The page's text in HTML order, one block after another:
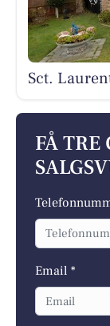
Sct.
FÅ TRE
Email *